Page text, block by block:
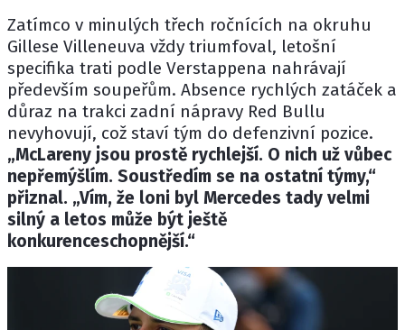
Zatímco v minulých třech ročnících na okruhu
Gillese Villeneuva vždy triumfoval, letošní
specifika trati podle Verstappena nahrávají
především soupeřům. Absence rychlých zatáček a
důraz na trakci zadní nápravy Red Bullu
nevyhovují, což staví tým do defenzivní pozice.
„McLareny jsou prostě rychlejší. O nich už vůbec
nepřemýšlím. Soustředím se na ostatní týmy,“
přiznal. „Vím, že loni byl Mercedes tady velmi
silný a letos může být ještě
konkurenceschopnější.“